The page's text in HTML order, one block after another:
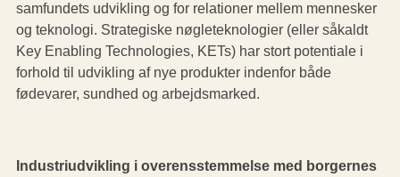
samfundets udvikling og for relationer mellem mennesker
og teknologi. Strategiske nøgleteknologier (eller såkaldt
Key Enabling Technologies, KETs) har stort potentiale i
forhold til udvikling af nye produkter indenfor både
fødevarer, sundhed og arbejdsmarked.
Industriudvikling i overensstemmelse med borgernes